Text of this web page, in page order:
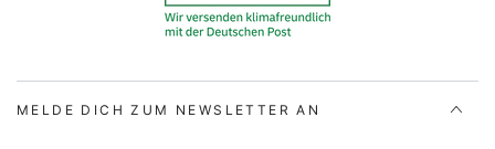
MELDE DICH ZUM NEWSLETTER AN